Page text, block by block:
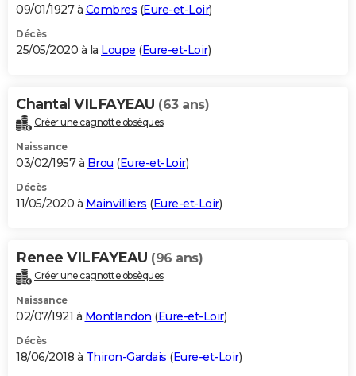
09/01/1927 à Combres (Eure-et-Loir)
Décès
25/05/2020 à la Loupe (Eure-et-Loir)
Chantal VILFAYEAU (63 ans)
Créer une cagnotte obsèques
Naissance
03/02/1957 à Brou (Eure-et-Loir)
Décès
11/05/2020 à Mainvilliers (Eure-et-Loir)
Renee VILFAYEAU (96 ans)
Créer une cagnotte obsèques
Naissance
02/07/1921 à Montlandon (Eure-et-Loir)
Décès
18/06/2018 à Thiron-Gardais (Eure-et-Loir)